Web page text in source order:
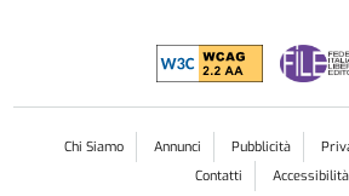
Chi Siamo Annunci Pubblicità
Contatti
Accessibilità